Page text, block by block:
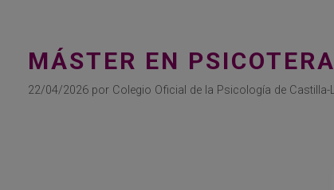
MÁSTER EN
22/04/2026 por Colegio Oficial de la Psicología de Castilla-